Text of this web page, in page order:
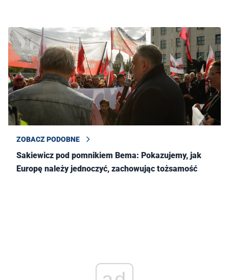
ZOBACZ PODOBNE
Sakiewicz pod pomnikiem Bema: Pokazujemy, jak
Europę należy jednoczyć, zachowując tożsamość